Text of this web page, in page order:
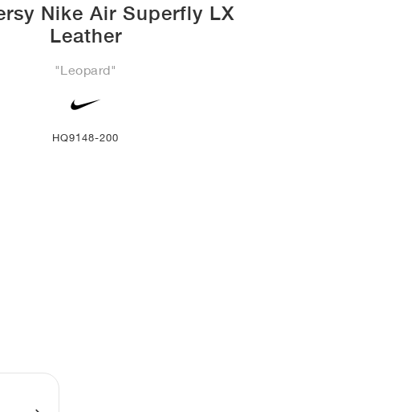
Nike Air Superfly LX
Leather
"Leopard"
HQ9148-200